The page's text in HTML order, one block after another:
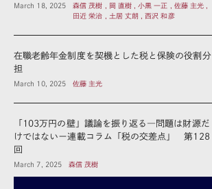
March 18, 2025
森信 茂樹 , 岡 直樹 , 小黒 一正 , 佐藤 主光 ,
田近 栄治 , 土居 丈朗 , 西沢 和彦
在職老齢年金制度を契機とした税と保険の役割分
担
March 10, 2025 佐藤 主光
「103万円の壁」議論を振り返る―問題は財源だ
けではないー連載コラム「税の交差点」 第128
回
March 7, 2025 森信 茂樹